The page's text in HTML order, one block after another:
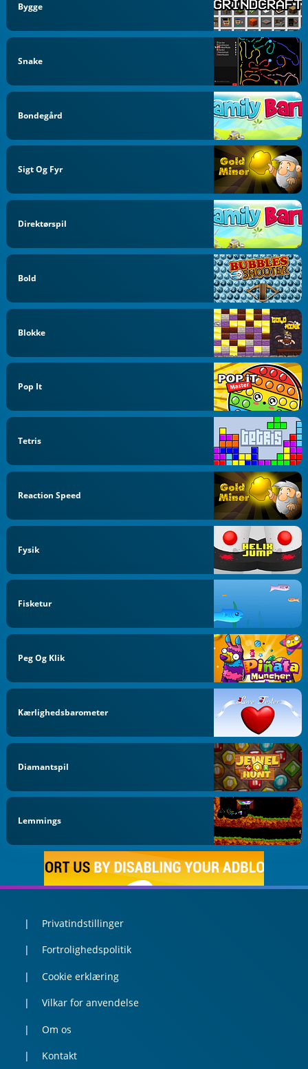
Bygge
Snake
Bondegård
Sigt Og Fyr
Direktørspil
Bold
Blokke
Pop It
Tetris
Reaction Speed
Fysik
Fisketur
Peg Og Klik
Kærlighedsbarometer
Diamantspil
Lemmings
Privatindstillinger
Fortrolighedspolitik
Cookie erklæring
Vilkar for anvendelse
Om os
Kontakt